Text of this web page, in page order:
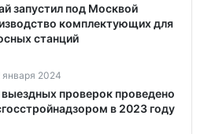
запустил под Москвой
комплектующих для
станций
января 2024
проверок проведено
в 2023 году